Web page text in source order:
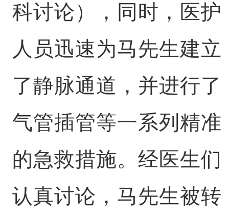
科讨论），同时，医护
人员迅速为马先生建立
了静脉通道，并进行了
气管插管等一系列精准
的急救措施。经医生们
认真讨论，马先生被转